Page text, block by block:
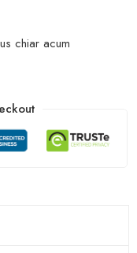
chiar acum